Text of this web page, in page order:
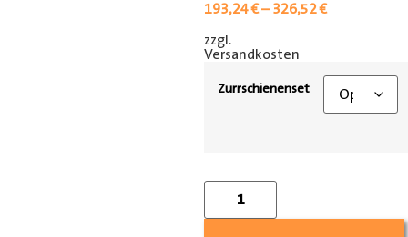
193,24€–326,52€
zzgl.
Versandkosten
Zurrschienenset